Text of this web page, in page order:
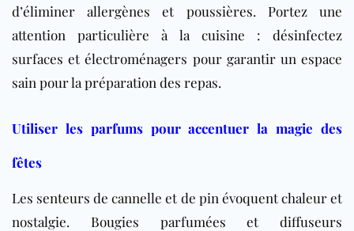
d’éliminer allergènes et poussières. Portez une
attention particulière à la cuisine : désinfectez
surfaces et électroménagers pour garantir un espace
sain pour la préparation des repas.
Utiliser les parfums pour accentuer la magie des
fêtes
Les senteurs de cannelle et de pin évoquent chaleur et
nostalgie. Bougies parfumées et diffuseurs